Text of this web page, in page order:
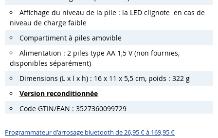
Affichage du niveau de la pile : la LED clignote en cas de
niveau de charge faible
Compartiment à piles amovible
Alimentation : 2 piles type AA 1,5 V (non fournies,
disponibles séparément)
Dimensions (L x l x h) : 16 x 11 x 5,5 cm, poids : 322 g
Version reconditionnée
Code GTIN/EAN : 3527360099729
Programmateur d'arrosage bluetooth de 26,95 € à 169,95 €